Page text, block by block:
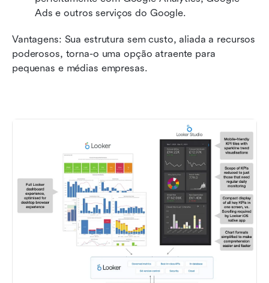
Ads e outros serviços do Google.
Vantagens: Sua estrutura sem custo, aliada a recursos
poderosos, torna-o uma opção atraente para
pequenas e médias empresas.